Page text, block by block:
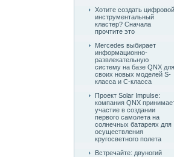
Хотите создать цифровой
инструментальный
кластер? Сначала
прочтите это
Mercedes выбирает
информационно-
развлекательную
систему на базе QNX для
своих новых моделей S-
класса и C-класса
Проект Solar Impulse:
компания QNX
участие в создании
первого самолета на
солнечных батареях для
осуществления
кругосветного полета
Встречайте: двуногий